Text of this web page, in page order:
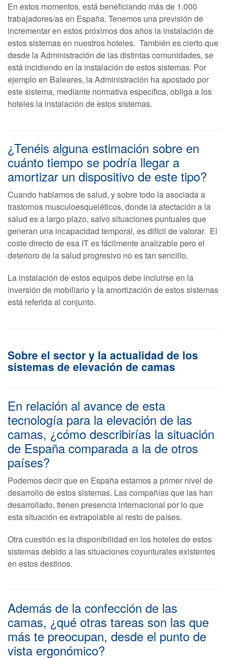
En estos momentos, está beneficiando más de 1.000
trabajadores/as en España. Tenemos una previsión de
incrementar en estos próximos dos años la instalación de
estos sistemas en nuestros hoteles. También es cierto que
desde la Administración de las distintas comunidades, se
está incidiendo en la instalación de estos sistemas. Por
ejemplo en Baleares, la Administración ha apostado por
este sistema, mediante normativa específica, obliga a los
hoteles la instalación de estos sistemas.
¿Tenéis alguna estimación sobre en
cuánto tiempo se podría llegar a
amortizar un dispositivo de este tipo?
Cuando hablamos de salud, y sobre todo la asociada a
trastornos musculoesqueléticos, donde la afectación a la
salud es a largo plazo, salvo situaciones puntuales que
generan una incapacidad temporal, es difícil de valorar. El
coste directo de esa IT es fácilmente analizable pero el
deterioro de la salud progresivo no es tan sencillo.
La instalación de estos equipos debe incluirse en la
inversión de mobiliario y la amortización de estos sistemas
está referida al conjunto.
Sobre el sector y la actualidad de los
sistemas de elevación de camas
En relación al avance de esta
tecnología para la elevación de las
camas, ¿cómo describirías la situación
de España comparada a la de otros
países?
Podemos decir que en España estamos a primer nivel de
desarrollo de estos sistemas. Las compañías que las han
desarrollado, tienen presencia internacional por lo que
esta situación es extrapolable al resto de países.
Otra cuestión es la disponibilidad en los hoteles de estos
sistemas debido a las situaciones coyunturales existentes
en estos destinos.
Además de la confección de las
camas, ¿qué otras tareas son las que
más te preocupan, desde el punto de
vista ergonómico?